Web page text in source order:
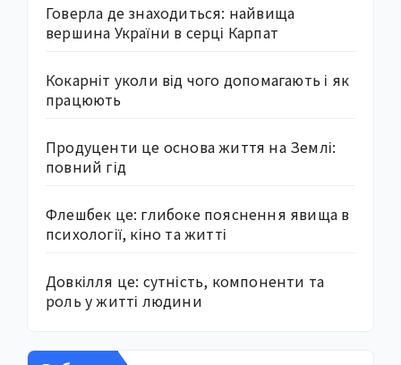
Говерла де знаходиться: найвища
вершина України в серці Карпат
Кокарніт уколи від чого допомагають і як
працюють
Продуценти це основа життя на Землі:
повний гід
Флешбек це: глибоке пояснення явища в
психології, кіно та житті
Довкілля це: сутність, компоненти та
роль у житті людини